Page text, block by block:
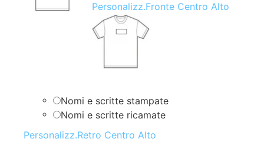
Personalizz.Fronte Centro Alto
Nomi e scritte stampate
Nomi e scritte ricamate
Personalizz.Retro Centro Alto